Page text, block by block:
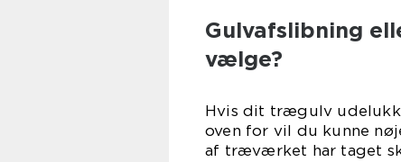
Gulvafslibning
vælge?
Hvis dit trægulv
oven for vil du kunne
af træværket har taget